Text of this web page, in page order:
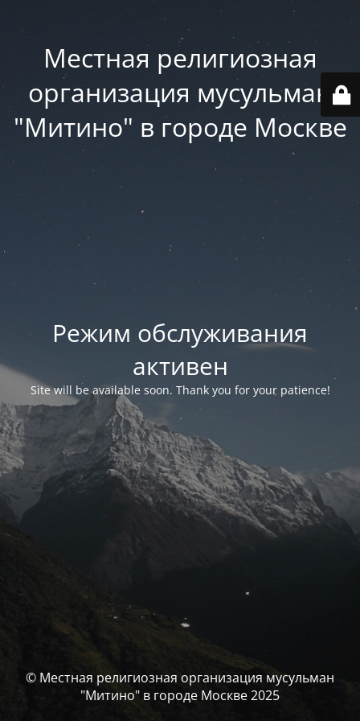
Местная религиозная
организация мусульман
"Митино" в городе Москве
Режим обслуживания
активен
Site will be available soon. Thank you for your patience!
© Местная религиозная организация мусульман
"Митино" в городе Москве 2025